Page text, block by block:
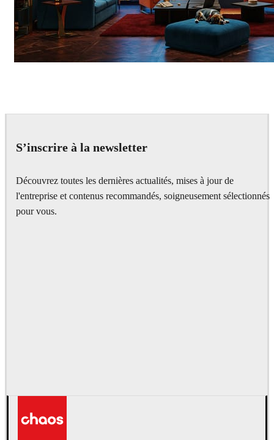
S’inscrire à la newsletter
Découvrez toutes les dernières actualités, mises à jour de
l'entreprise et contenus recommandés, soigneusement sélectionnés
pour vous.